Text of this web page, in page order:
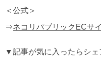
＜公式＞
⇒ネコリパブリックECサ
▼記事が気に入ったらシ